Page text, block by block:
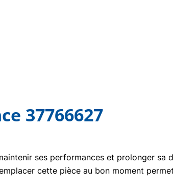
37766627
ses performances et prolonger sa
cette pièce au bon moment